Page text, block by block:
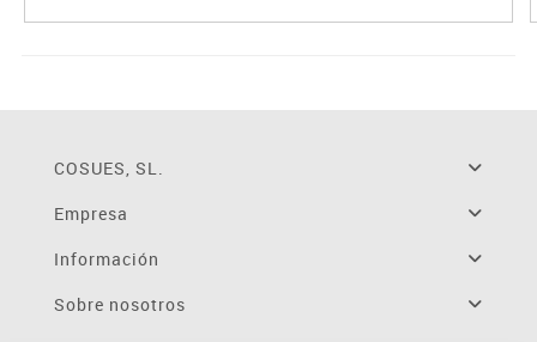
COSUES, SL.
Empresa
Información
Sobre nosotros